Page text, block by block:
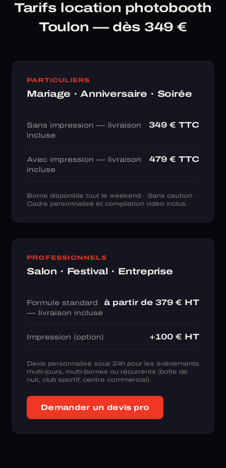
Tarifs location photobooth
Toulon — dès 349 €
PARTICULIERS
Mariage · Anniversaire · Soirée
Sans impression — livraison
incluse
349 € TTC
Avec impression — livraison
incluse
479 € TTC
Borne disponible tout le weekend · Sans caution ·
Cadre personnalisé et compilation vidéo inclus.
PROFESSIONNELS
Salon · Festival · Entreprise
Formule standard
— livraison incluse
à partir de 379 € HT
Impression (option) +100 € HT
Devis personnalisé sous 24h pour les événements
multi-jours, multi-bornes ou récurrents (boîte de
nuit, club sportif, centre commercial).
Demander un devis pro